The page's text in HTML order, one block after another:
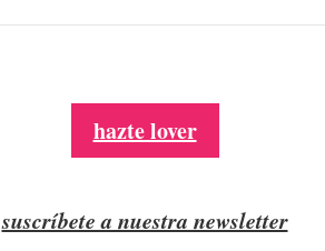
hazte lover
suscríbete a nuestra newsletter